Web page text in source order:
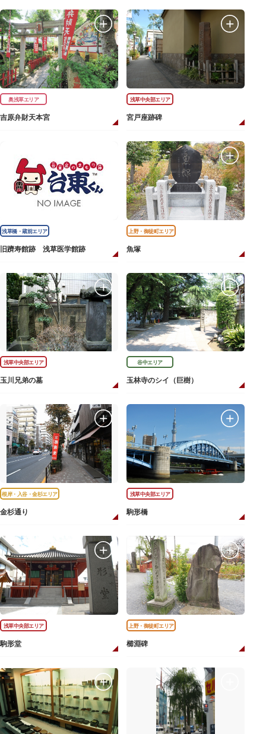
奥浅草エリア
吉原弁財天本宮
浅草中央部エリア
宮戸座跡碑
浅草橋・蔵前エリア
旧躋寿館跡 浅草医学館跡
上野・御徒町エリア
魚塚
浅草中央部エリア
玉川兄弟の墓
谷中エリア
玉林寺のシイ（巨樹）
根岸・入谷・金杉エリア
金杉通り
浅草中央部エリア
駒形橋
浅草中央部エリア
駒形堂
上野・御徒町エリア
櫛淵碑